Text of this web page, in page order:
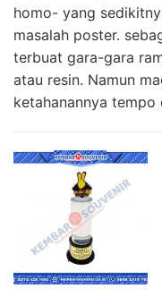
homo- yang
masalah poster.
terbuat gara-gara
atau resin. Namun
ketahanannya